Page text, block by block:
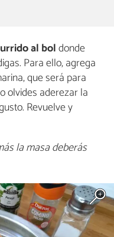
al boldonde
Para ello, agrega
que será para
olvides aderezar la
Revuelve y
la masa deberás